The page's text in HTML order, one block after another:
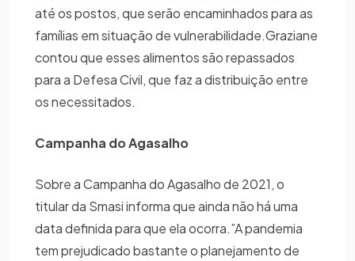
até os postos, que serão encaminhados para as
famílias em situação de vulnerabilidade.Graziane
contou que esses alimentos são repassados
para a Defesa Civil, que faz a distribuição entre
os necessitados.
Campanha do Agasalho
Sobre a Campanha do Agasalho de 2021, o
titular da Smasi informa que ainda não há uma
data definida para que ela ocorra.”A pandemia
tem prejudicado bastante o planejamento de